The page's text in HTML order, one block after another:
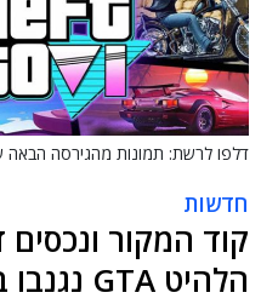
דלפו לרשת: תמונות מהגירסה
חדשות
קוד המקור ונכסים
הלהיט GTA נגנבו בפריצה לרוקסטאר